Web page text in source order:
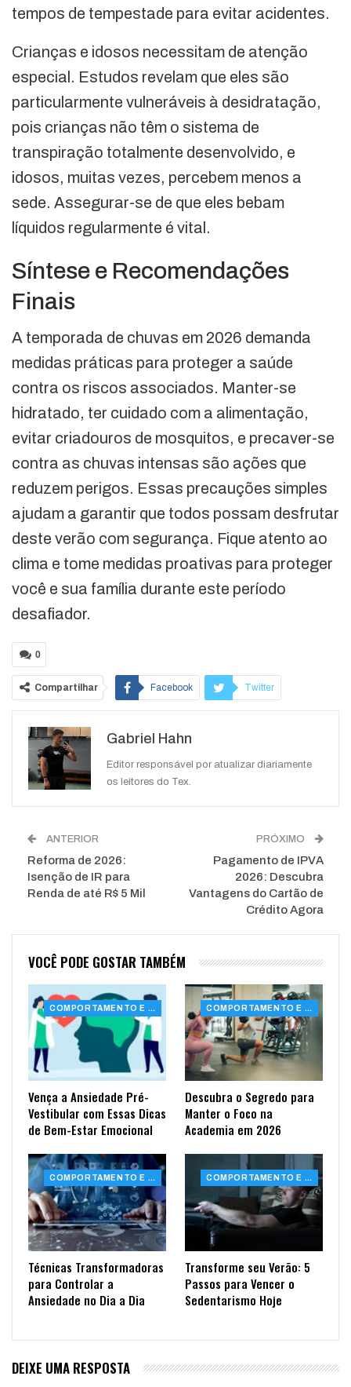
tempos de tempestade para evitar acidentes.
Crianças e idosos necessitam de atenção
especial. Estudos revelam que eles são
particularmente vulneráveis à desidratação,
pois crianças não têm o sistema de
transpiração totalmente desenvolvido, e
idosos, muitas vezes, percebem menos a
sede. Assegurar-se de que eles bebam
líquidos regularmente é vital.
Síntese e Recomendações
Finais
A temporada de chuvas em 2026 demanda
medidas práticas para proteger a saúde
contra os riscos associados. Manter-se
hidratado, ter cuidado com a alimentação,
evitar criadouros de mosquitos, e precaver-se
contra as chuvas intensas são ações que
reduzem perigos. Essas precauções simples
ajudam a garantir que todos possam desfrutar
deste verão com segurança. Fique atento ao
clima e tome medidas proativas para proteger
você e sua família durante este período
desafiador.
0
Compartilhar Facebook Twitter
WhatsApp
Gabriel Hahn
Editor responsável por atualizar diariamente
os leitores do Tex.
ANTERIOR
Reforma de 2026:
Isenção de IR para
Renda de até R$ 5 Mil
PRÓXIMO
Pagamento de IPVA
2026: Descubra
Vantagens do Cartão de
Crédito Agora
VOCÊ PODE GOSTAR TAMBÉM
COMPORTAMENTO E SAÚDE
Vença a Ansiedade Pré-
Vestibular com Essas Dicas
de Bem-Estar Emocional
COMPORTAMENTO E SAÚDE
Descubra o Segredo para
Manter o Foco na
Academia em 2026
COMPORTAMENTO E SAÚDE
Técnicas Transformadoras
para Controlar a
Ansiedade no Dia a Dia
COMPORTAMENTO E SAÚDE
Transforme seu Verão: 5
Passos para Vencer o
Sedentarismo Hoje
DEIXE UMA RESPOSTA